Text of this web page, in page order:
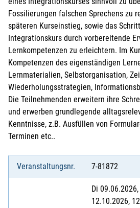
Fossilierungen falschen Sprechens zu
späteren Kurseinstieg, sowie das
Integrationskurs durch vorbereitende
Lernkompetenzen zu erleichtern. Im
Kompetenzen des eigenständigen
Lernmaterialien, Selbstorganisation,
Wiederholungsstrategien,
Die Teilnehmenden erweitern ihre
und erwerben grundlegende
Kenntnisse, z.B. Ausfüllen von
Terminen etc..
Veranstaltungsnr. 7-81872
Di
12.10.2026,